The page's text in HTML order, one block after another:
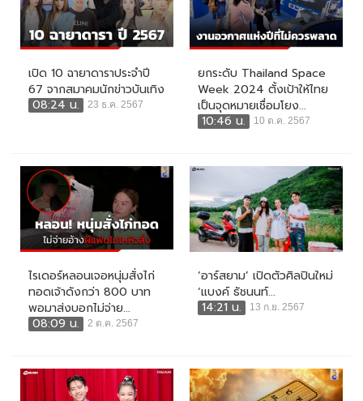
เปิด 10 ฉายาดาราประจำปี
67 จากสมาคมนักข่าวบันเทิง
08:24 น.
23 ธ.ค. 2567
ยกระดับ Thailand Space
Week 2024 ตั้งเป้าให้ไทย
เป็นจุดหมายเชื่อมโยง...
10:46 น.
10 ต.ค. 2567
ไรเดอร์หลอนเจอหนุ่มสั่งไก่
ทอดเจ้าดังกว่า 800 บาท
พอมาส่งบอกไม่จ่าย...
08:09 น.
2 ต.ค. 2567
‘อาร์สยาม’ เปิดตัวศิลปินใหม่
‘แบงค์ ธัชนนท์...
14:21 น.
13 ก.ย. 2567